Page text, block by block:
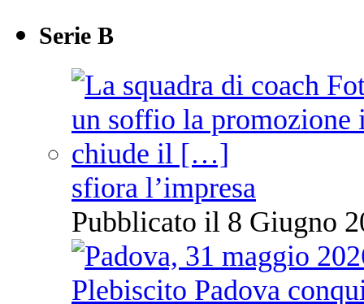
Serie B
sfiora l’impresa
Pubblicato il 8 Giugno